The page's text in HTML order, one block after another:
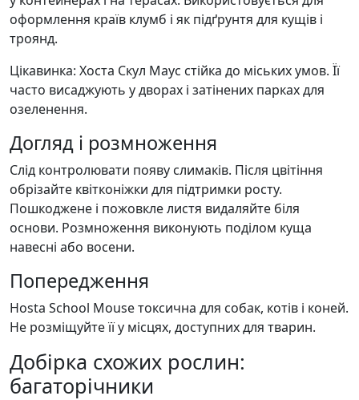
оформлення країв клумб і як підґрунтя для кущів і
троянд.
Цікавинка: Хоста Скул Маус стійка до міських умов. Її
часто висаджують у дворах і затінених парках для
озеленення.
Догляд і розмноження
Слід контролювати появу слимаків. Після цвітіння
обрізайте квітконіжки для підтримки росту.
Пошкоджене і пожовкле листя видаляйте біля
основи. Розмноження виконують поділом куща
навесні або восени.
Попередження
Hosta School Mouse токсична для собак, котів і коней.
Не розміщуйте її у місцях, доступних для тварин.
Добірка схожих рослин:
багаторічники